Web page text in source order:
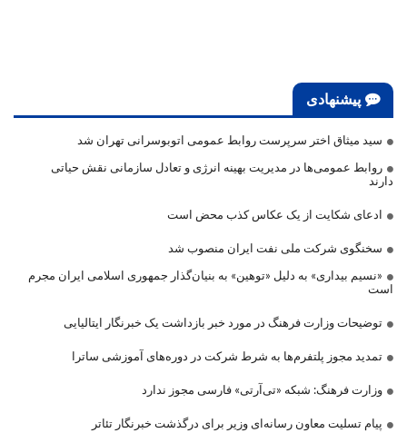
پیشنهادی
سید میثاق اختر سرپرست روابط عمومی اتوبوسرانی تهران شد
روابط عمومی‌ها در مدیریت بهینه انرژی و تعادل سازمانی نقش حیاتی
دارند
ادعای شکایت از یک عکاس کذب محض است
سخنگوی شرکت ملی نفت ایران منصوب شد
«نسیم بیداری» به دلیل «توهین» به بنیان‌گذار جمهوری اسلامی ایران مجرم
است
توضیحات وزارت فرهنگ در مورد خبر بازداشت یک خبرنگار ایتالیایی
تمدید مجوز پلتفرم‌ها به شرط شرکت در دوره‌های آموزشی ساترا
وزارت فرهنگ: شبکه «تی‌آرتی» فارسی مجوز ندارد
پیام تسلیت معاون رسانه‌ای وزیر برای درگذشت خبرنگار تئاتر